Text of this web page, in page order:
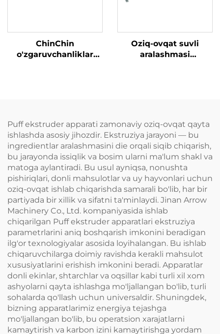
ChinChin
o'zgaruvchanliklar
Oziq-ovqat suvli
aralashmasi
Puff ekstruder apparati zamonaviy oziq-ovqat qayta
ishlashda asosiy jihozdir. Ekstruziya jarayoni — bu
ingredientlar aralashmasini die orqali siqib chiqarish,
bu jarayonda issiqlik va bosim ularni ma'lum shakl va
matoga aylantiradi. Bu usul ayniqsa, nonushta
pishiriqlari, donli mahsulotlar va uy hayvonlari uchun
oziq-ovqat ishlab chiqarishda samarali bo'lib, har bir
partiyada bir xillik va sifatni ta'minlaydi. Jinan Arrow
Machinery Co., Ltd. kompaniyasida ishlab
chiqarilgan Puff ekstruder apparatlari ekstruziya
parametrlarini aniq boshqarish imkonini beradigan
ilg'or texnologiyalar asosida loyihalangan. Bu ishlab
chiqaruvchilarga doimiy ravishda kerakli mahsulot
xususiyatlarini erishish imkonini beradi. Apparatlar
donli ekinlar, shtarchlar va oqsillar kabi turli xil xom
ashyolarni qayta ishlashga mo'ljallangan bo'lib, turli
sohalarda qo'llash uchun universaldir. Shuningdek,
bizning apparatlarimiz energiya tejashga
mo'ljallangan bo'lib, bu operatsion xarajatlarni
kamaytirish va karbon izini kamaytirishga yordam